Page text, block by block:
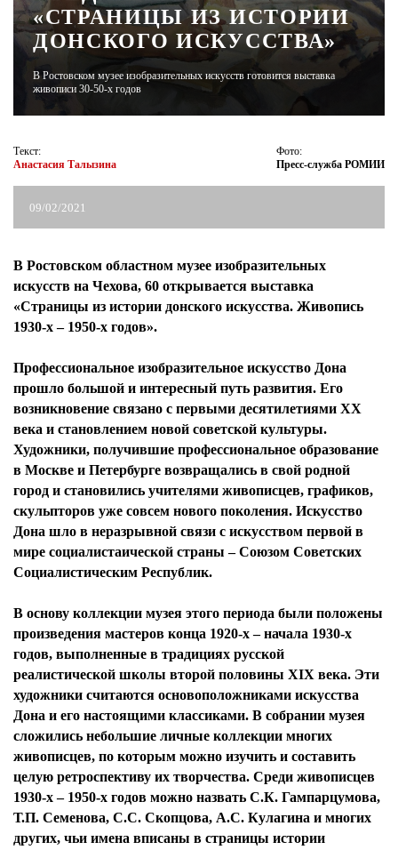
ЖУРНАЛ
«СТРАНИЦЫ ИЗ ИСТОРИИ
ДОНСКОГО ИСКУССТВА»
В Ростовском музее изобразительных искусств готовится выставка
живописи 30-50-х годов
Текст:
Анастасия Талызина
Фото:
Пресс-служба РОМИИ
09/02/2021
В Ростовском областном музее изобразительных
искусств на Чехова, 60 открывается выставка
«Страницы из истории донского искусства. Живопись
1930-х – 1950-х годов».
Профессиональное изобразительное искусство Дона
прошло большой и интересный путь развития. Его
возникновение связано с первыми десятилетиями ХХ
века и становлением новой советской культуры.
Художники, получившие профессиональное образование
в Москве и Петербурге возвращались в свой родной
город и становились учителями живописцев, графиков,
скульпторов уже совсем нового поколения. Искусство
Дона шло в неразрывной связи с искусством первой в
мире социалистаической страны – Союзом Советских
Социалистическим Республик.
В основу коллекции музея этого периода были положены
произведения мастеров конца 1920-х – начала 1930-х
годов, выполненные в традициях русской
реалистической школы второй половины XIX века. Эти
художники считаются основоположниками искусства
Дона и его настоящими классиками. В собрании музея
сложились небольшие личные коллекции многих
живописцев, по которым можно изучить и составить
целую ретроспективу их творчества. Среди живописцев
1930-х – 1950-х годов можно назвать С.К. Гампарцумова,
Т.П. Семенова, С.С. Скопцова, А.С. Кулагина и многих
других, чьи имена вписаны в страницы истории